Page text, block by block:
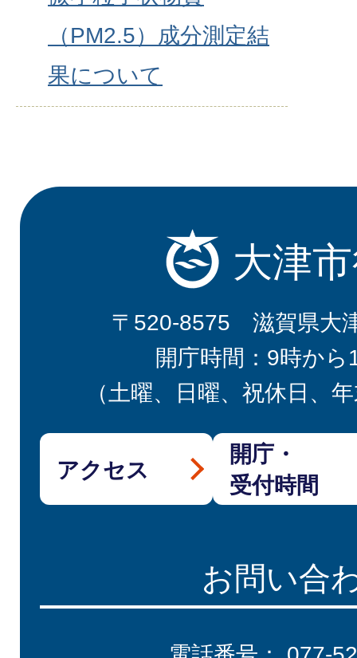
（PM2.5）成分測定結
果について
大津
〒520-8575 滋賀県大
開庁時間：9時から
（土曜、日曜、祝休日、
アクセス
開庁・
受付時間
お問い合